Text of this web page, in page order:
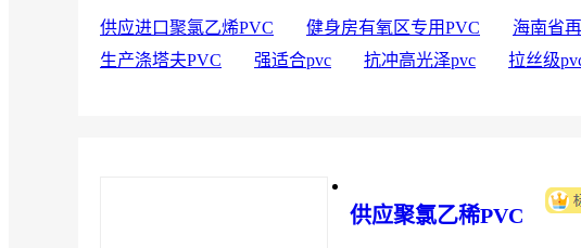
供应进口聚氯乙烯PVC 健身房有氧区专用PVC 海南省
生产涤塔夫PVC
强适合pvc 抗冲高光泽pvc 拉丝级
供应聚氯乙稀PVC